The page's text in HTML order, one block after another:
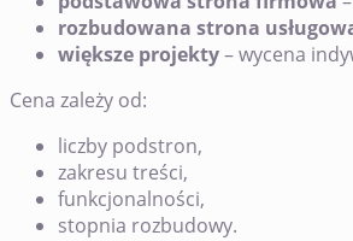
rozbudowana strona
większe projekty– wycena
Cena zależy od:
liczby podstron,
zakresu treści,
funkcjonalności,
stopnia rozbudowy.